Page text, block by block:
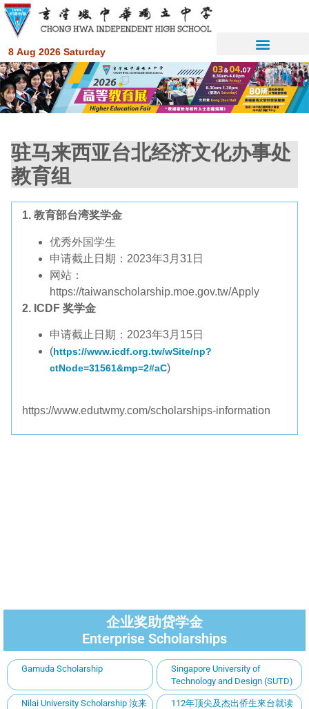
8 Aug 2026 Saturday
驻马来西亚台北经济文化办事处
教育组
1. 教育部台湾奖学金
优秀外国学生
申请截止日期：2023年3月31日
网站：
https://taiwanscholarship.moe.gov.tw/Apply
2. ICDF 奖学金
申请截止日期：2023年3月15日
(https://www.icdf.org.tw/wSite/np?
ctNode=31561&mp=2#aC)
https://www.edutwmy.com/scholarships-information
企业奖助贷学金
Enterprise Scholarships
Gamuda Scholarship
Singapore University of
Technology and Design (SUTD)
Nilai University Scholarship 汝来
112年顶尖及杰出侨生來台就读